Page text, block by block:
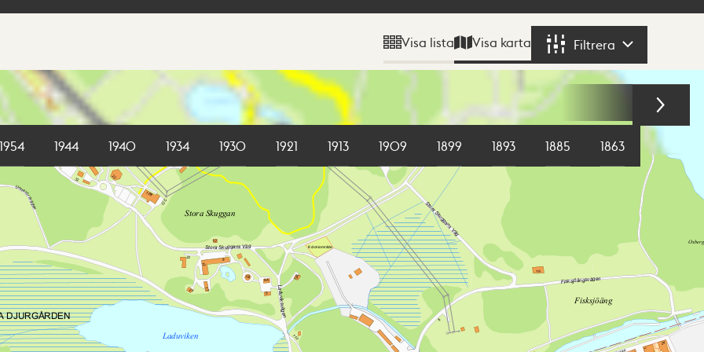
Visa lista Visa karta Filtrera
1954 1944 1940 1934 1930 1921 1913 1909 1899 1893 1885 1863 1855